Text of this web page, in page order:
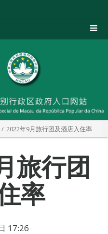
2022年9月旅行团及酒店入住率
旅行团
率
17:26